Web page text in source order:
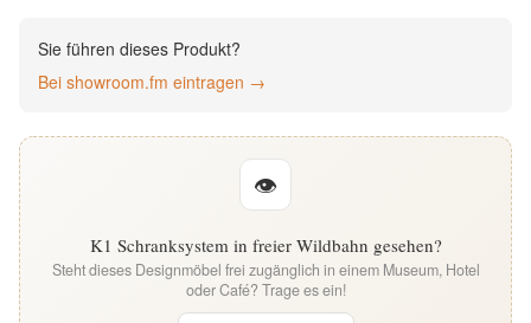
Deutsch
Sie führen dieses Produkt?
Bei showroom.fm eintragen →
👁
K1 Schranksystem in freier Wildbahn gesehen?
Steht dieses Designmöbel frei zugänglich in einem Museum, Hotel
oder Café? Trage es ein!